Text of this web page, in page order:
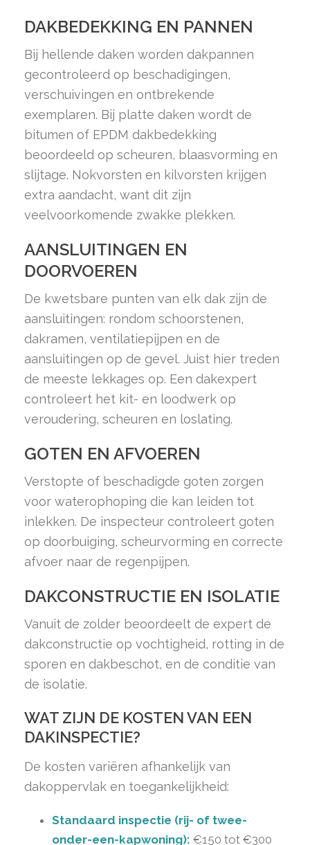
DAKBEDEKKING EN PANNEN
Bij hellende daken worden dakpannen
gecontroleerd op beschadigingen,
verschuivingen en ontbrekende
exemplaren. Bij platte daken wordt de
bitumen of EPDM dakbedekking
beoordeeld op scheuren, blaasvorming en
slijtage. Nokvorsten en kilvorsten krijgen
extra aandacht, want dit zijn
veelvoorkomende zwakke plekken.
AANSLUITINGEN EN
DOORVOEREN
De kwetsbare punten van elk dak zijn de
aansluitingen: rondom schoorstenen,
dakramen, ventilatiepijpen en de
aansluitingen op de gevel. Juist hier treden
de meeste lekkages op. Een dakexpert
controleert het kit- en loodwerk op
veroudering, scheuren en loslating.
GOTEN EN AFVOEREN
Verstopte of beschadigde goten zorgen
voor waterophoping die kan leiden tot
inlekken. De inspecteur controleert goten
op doorbuiging, scheurvorming en correcte
afvoer naar de regenpijpen.
DAKCONSTRUCTIE EN ISOLATIE
Vanuit de zolder beoordeelt de expert de
dakconstructie op vochtigheid, rotting in de
sporen en dakbeschot, en de conditie van
de isolatie.
WAT ZIJN DE KOSTEN VAN EEN
DAKINSPECTIE?
De kosten variëren afhankelijk van
dakoppervlak en toegankelijkheid:
Standaard inspectie (rij- of twee-
onder-een-kapwoning): €150 tot €300